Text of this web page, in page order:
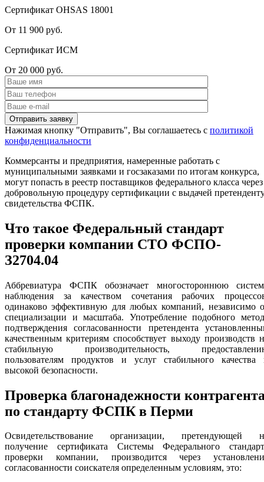
Сертификат OHSAS 18001
От 11 900 руб.
Сертификат ИСМ
От 20 000 руб.
Нажимая кнопку "Отправить", Вы соглашаетесь с политикой
конфиденциальности
Коммерсанты и предприятия, намеренные работать с
муниципальными заявками и госзаказами по итогам конкурса,
могут попасть в реестр поставщиков федерального класса через
добровольную процедуру сертификации с выдачей
свидетельства ФСПК.
Что такое Федеральный стандарт
проверки компании СТО ФСПО-
З2704.04
Аббревиатура ФСПК обозначает многостороннюю
наблюдения за качеством сочетания рабочих
одинаково эффективную для любых компаний, независимо
специализации и масштаба. Употребление подобного
подтверждения согласованности претендента
качественным критериям способствует выходу производств
стабильную производительность,
пользователям продуктов и услуг стабильного качества
высокой безопасности.
Проверка благонадежности
по стандарту ФСПК в Перми
Освидетельствование организации, претендующей
получение сертификата Системы Федерального
проверки компании, производится через
согласованности соискателя определенным условиям, это: